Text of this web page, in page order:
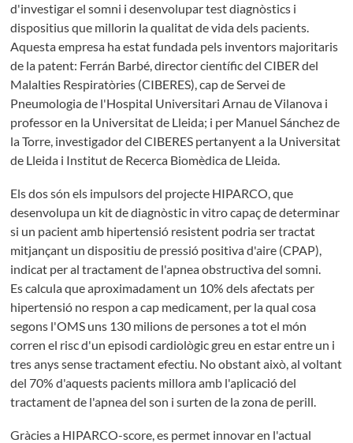
d'investigar el somni i desenvolupar test diagnòstics i
dispositius que millorin la qualitat de vida dels pacients.
Aquesta empresa ha estat fundada pels inventors majoritaris
de la patent: Ferrán Barbé, director científic del CIBER del
Malalties Respiratòries (CIBERES), cap de Servei de
Pneumologia de l'Hospital Universitari Arnau de Vilanova i
professor en la Universitat de Lleida; i per Manuel Sánchez de
la Torre, investigador del CIBERES pertanyent a la Universitat
de Lleida i Institut de Recerca Biomèdica de Lleida.
Els dos són els impulsors del projecte HIPARCO, que
desenvolupa un kit de diagnòstic in vitro capaç de determinar
si un pacient amb hipertensió resistent podria ser tractat
mitjançant un dispositiu de pressió positiva d'aire (CPAP),
indicat per al tractament de l'apnea obstructiva del somni.
Es calcula que aproximadament un 10% dels afectats per
hipertensió no respon a cap medicament, per la qual cosa
segons l'OMS uns 130 milions de persones a tot el món
corren el risc d'un episodi cardiològic greu en estar entre un i
tres anys sense tractament efectiu. No obstant això, al voltant
del 70% d'aquests pacients millora amb l'aplicació del
tractament de l'apnea del son i surten de la zona de perill.
Gràcies a HIPARCO-score, es permet innovar en l'actual